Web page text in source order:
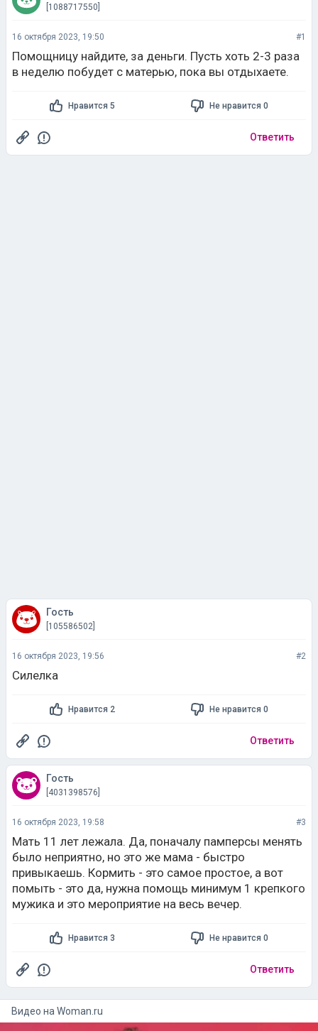
[1088717550]
16 октября 2023, 19:50 #1
Помощницу найдите, за деньги. Пусть хоть 2-3 раза
в неделю побудет с матерью, пока вы отдыхаете.
Нравится 5 Не нравится 0
Ответить
Гость
[105586502]
16 октября 2023, 19:56 #2
Силелка
Нравится 2 Не нравится 0
Ответить
Гость
[4031398576]
16 октября 2023, 19:58 #3
Мать 11 лет лежала. Да, поначалу памперсы менять
было неприятно, но это же мама - быстро
привыкаешь. Кормить - это самое простое, а вот
помыть - это да, нужна помощь минимум 1 крепкого
мужика и это мероприятие на весь вечер.
Нравится 3 Не нравится 0
Ответить
Видео на woman.ru